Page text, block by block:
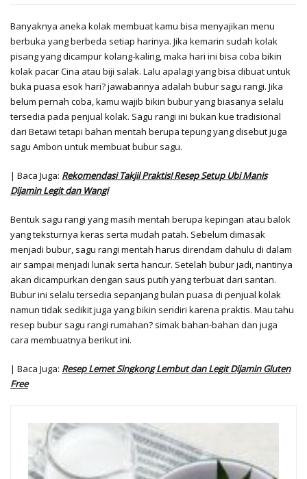
Banyaknya aneka kolak membuat kamu bisa menyajikan menu
berbuka yang berbeda setiap harinya. Jika kemarin sudah kolak
pisang yang dicampur kolang-kaling, maka hari ini bisa coba bikin
kolak pacar Cina atau biji salak. Lalu apalagi yang bisa dibuat untuk
buka puasa esok hari? jawabannya adalah bubur sagu rangi. Jika
belum pernah coba, kamu wajib bikin bubur yang biasanya selalu
tersedia pada penjual kolak. Sagu rangi ini bukan kue tradisional
dari Betawi tetapi bahan mentah berupa tepung yang disebut juga
sagu Ambon untuk membuat bubur sagu.
| Baca Juga: Rekomendasi Takjil Praktis! Resep Setup Ubi Manis
Dijamin Legit dan Wangi
Bentuk sagu rangi yang masih mentah berupa kepingan atau balok
yang teksturnya keras serta mudah patah. Sebelum dimasak
menjadi bubur, sagu rangi mentah harus direndam dahulu di dalam
air sampai menjadi lunak serta hancur. Setelah bubur jadi, nantinya
akan dicampurkan dengan saus putih yang terbuat dari santan.
Bubur ini selalu tersedia sepanjang bulan puasa di penjual kolak
namun tidak sedikit juga yang bikin sendiri karena praktis. Mau tahu
resep bubur sagu rangi rumahan? simak bahan-bahan dan juga
cara membuatnya berikut ini.
| Baca Juga: Resep Lemet Singkong Lembut dan Legit Dijamin Gluten
Free